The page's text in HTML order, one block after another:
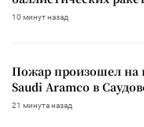
10 минут назад
Пожар произошел на
Saudi Aramco в
21 минута назад